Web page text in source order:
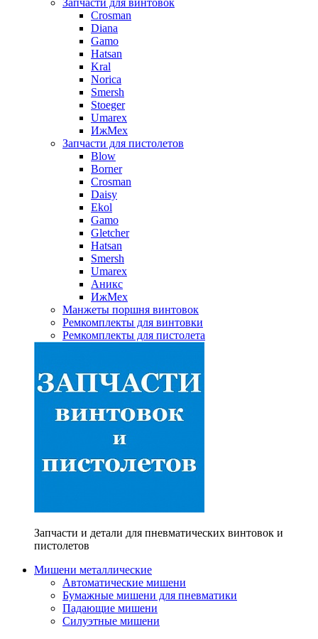
Запчасти для винтовок
Crosman
Diana
Gamo
Hatsan
Kral
Norica
Smersh
Stoeger
Umarex
ИжМех
Запчасти для пистолетов
Blow
Borner
Crosman
Daisy
Ekol
Gamo
Gletcher
Hatsan
Smersh
Umarex
Аникс
ИжМех
Манжеты поршня винтовок
Ремкомплекты для винтовки
Ремкомплекты для пистолета
Запчасти и детали для пневматических винтовок и
пистолетов
Мишени металлические
Автоматические мишени
Бумажные мишени для пневматики
Падающие мишени
Силуэтные мишени